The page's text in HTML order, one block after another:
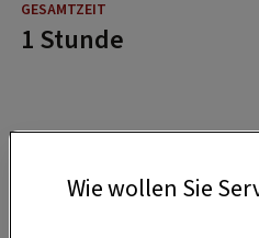
1 Stunde
Wie wollen Sie